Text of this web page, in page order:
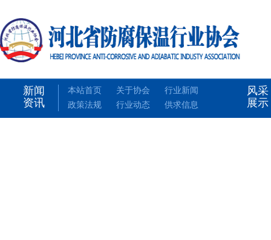
新闻
资讯
本站首页 关于协会
行业新闻
政策法规
行业动态 供求信息
风采
展示